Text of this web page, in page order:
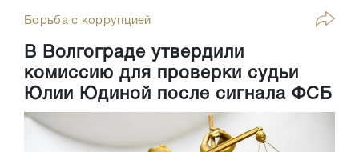
Борьба с коррупцией
В Волгограде утвердили
комиссию для проверки судьи
Юлии Юдиной после сигнала ФСБ